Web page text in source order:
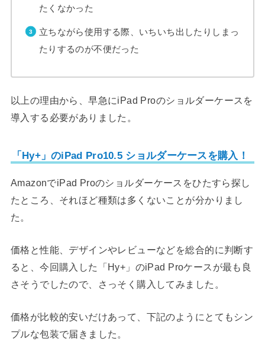
たくなかった
立ちながら使用する際、いちいち出したりしまっ
たりするのが不便だった
以上の理由から、早急にiPad Proのショルダーケースを
導入する必要がありました。
「Hy+」のiPad Pro10.5 ショルダーケースを購入！
AmazonでiPad Proのショルダーケースをひたすら探し
たところ、それほど種類は多くないことが分かりまし
た。
価格と性能、デザインやレビューなどを総合的に判断す
ると、今回購入した「Hy+」のiPad Proケースが最も良
さそうでしたので、さっそく購入してみました。
価格が比較的安いだけあって、下記のようにとてもシン
プルな包装で届きました。